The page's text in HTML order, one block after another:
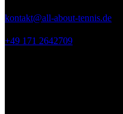
kontakt@all-about-tennis.de
+49 171 2642709